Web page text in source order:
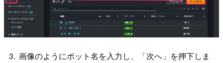
画像のようにボット名を入力し、「次へ」を押下しま